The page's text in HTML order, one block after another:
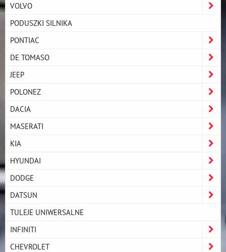
VOLVO
PODUSZKI SILNIKA
PONTIAC
DE TOMASO
JEEP
POLONEZ
DACIA
MASERATI
KIA
HYUNDAI
DODGE
DATSUN
TULEJE UNIWERSALNE
INFINITI
CHEVROLET